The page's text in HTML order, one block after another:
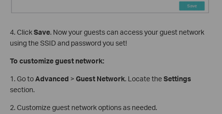
4. ClickSave. Now your guests can access your guest network
using the SSID and password you set!
To customize guest network:
1. Go toAdvanced > Guest Network. Locate theSettings
section.
2. Customize guest network options as needed.